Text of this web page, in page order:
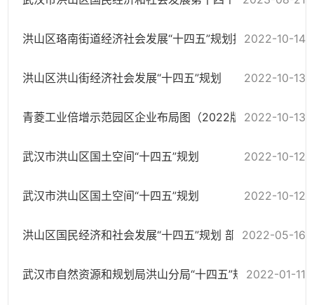
洪山区珞南街道经济社会发展“十四五”规划提要2022-10-14
洪山区洪山街经济社会发展“十四五”规划 2022-10-13
青菱工业倍增示范园区企业布局图（2022版）2022-10-13
武汉市洪山区国土空间“十四五”规划 2022-10-12
武汉市洪山区国土空间“十四五”规划 2022-10-12
洪山区国民经济和社会发展“十四五”规划 部署推进情况
2022-05-16
武汉市自然资源和规划局洪山分局“十四五”规划2022-01-11